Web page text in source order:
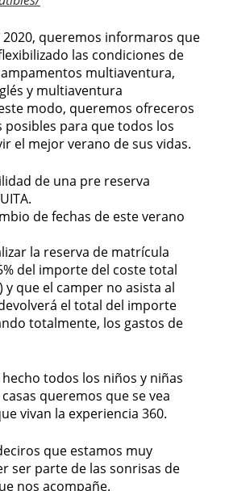
2020, queremos informaros que
las condiciones de
multiaventura,
y multiaventura
modo, queremos ofreceros
posibles para que todos los
el mejor verano de sus vidas.
de una pre reserva
de fechas de este verano
la reserva de matrícula
del importe del coste total
que el camper no asista al
el total del importe
totalmente, los gastos de
todos los niños y niñas
queremos que se vea
vivan la experiencia 360.
que estamos muy
ser parte de las sonrisas de
nos acompañe.